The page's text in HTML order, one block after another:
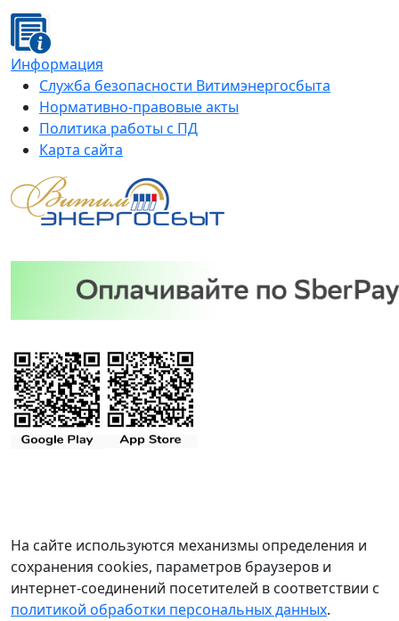
Информация
Служба безопасности Витимэнергосбыта
Нормативно-правовые акты
Политика работы с ПД
Карта сайта
На сайте используются механизмы определения и
сохранения cookies, параметров браузеров и
интернет-соединений посетителей в соответствии с
политикой обработки персональных данных.